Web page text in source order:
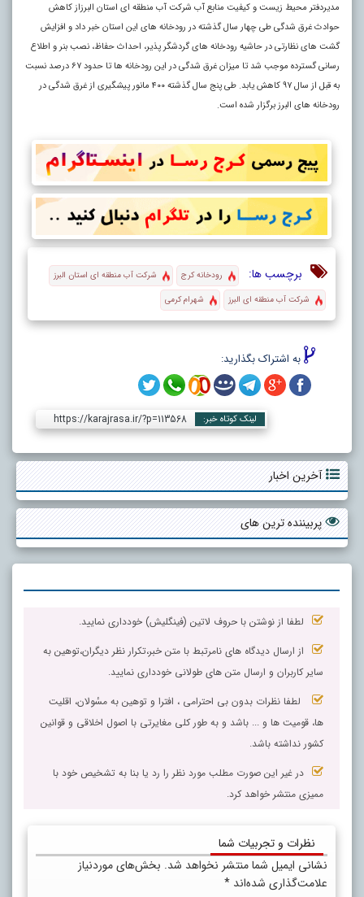
مدیردفتر محیط زیست و کیفیت منابع آب شرکت آب منطقه ای استان البرزاز کاهش
حوادث غرق شدگی طی چهار سال گذشته در رودخانه های این استان خبر داد و افزایش
گشت های نظارتی در حاشیه رودخانه های گردشگر پذیر، احداث حفاظ، نصب بنر و اطلاع
رسانی گسترده موجب شد تا میزان غرق شدگی در این رودخانه ها تا حدود ۶۷ درصد نسبت
به قبل از سال ۹۷ کاهش یابد. طی پنج سال گذشته ۴۰۰ مانور پیشگیری از غرق شدگی در
رودخانه های البرز برگزار شده است.
برچسب ها: رودخانه کرج
شرکت آب منطقه ای استان البرز
شرکت آب منطقه ای البرز
شهرام کرمی
به اشتراک بگذارید:
لینک کوتاه خبر: https://karajrasa.ir/?p=113568
آخرین اخبار
پربیننده ترین های
لطفا از نوشتن با حروف لاتین (فینگلیش) خودداری نمایید.
از ارسال دیدگاه های نامرتبط با متن خبر،تکرار نظر دیگران،توهین به
سایر کاربران و ارسال متن های طولانی خودداری نمایید.
لطفا نظرات بدون بی احترامی ، افترا و توهین به مسٔولان، اقلیت
ها، قومیت ها و ... باشد و به طور کلی مغایرتی با اصول اخلاقی و قوانین
کشور نداشته باشد.
در غیر این صورت مطلب مورد نظر را رد یا بنا به تشخیص خود با
ممیزی منتشر خواهد کرد.
نظرات و تجربیات شما
نشانی ایمیل شما منتشر نخواهد شد. بخش‌های موردنیاز
علامت‌گذاری شده‌اند *